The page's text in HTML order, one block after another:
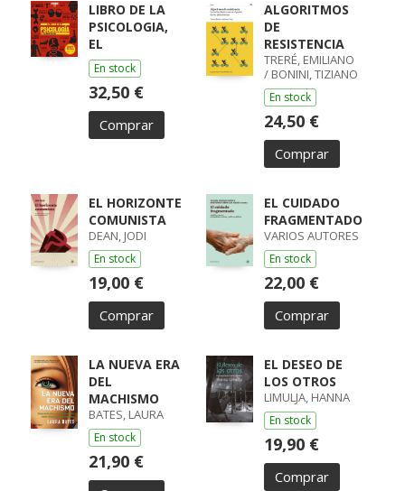
LIBRO DE LA
PSICOLOGIA,
EL
En stock
32,50 €
Comprar
ALGORITMOS
DE
RESISTENCIA
TRERÉ, EMILIANO
/ BONINI, TIZIANO
En stock
24,50 €
Comprar
EL HORIZONTE
COMUNISTA
DEAN, JODI
En stock
19,00 €
Comprar
EL CUIDADO
FRAGMENTADO
VARIOS AUTORES
En stock
22,00 €
Comprar
LA NUEVA ERA
DEL
MACHISMO
BATES, LAURA
En stock
21,90 €
EL DESEO DE
LOS OTROS
LIMULJA, HANNA
En stock
19,90 €
Comprar